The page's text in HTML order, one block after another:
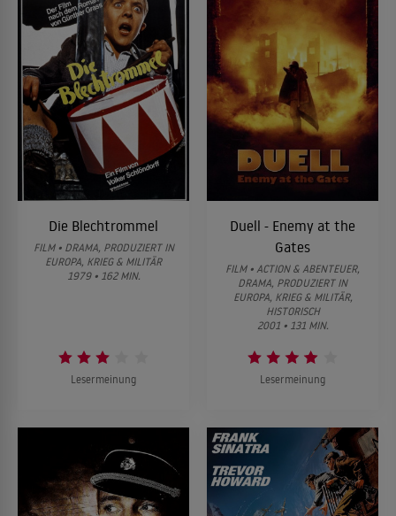
Die Blechtrommel
FILM • DRAMA, PRODUZIERT IN
EUROPA, KRIEG & MILITÄR
1979 • 162 MIN.
Lesermeinung
Duell - Enemy at the
Gates
FILM • ACTION & ABENTEUER,
DRAMA, PRODUZIERT IN
EUROPA, KRIEG & MILITÄR,
HISTORISCH
2001 • 131 MIN.
Lesermeinung